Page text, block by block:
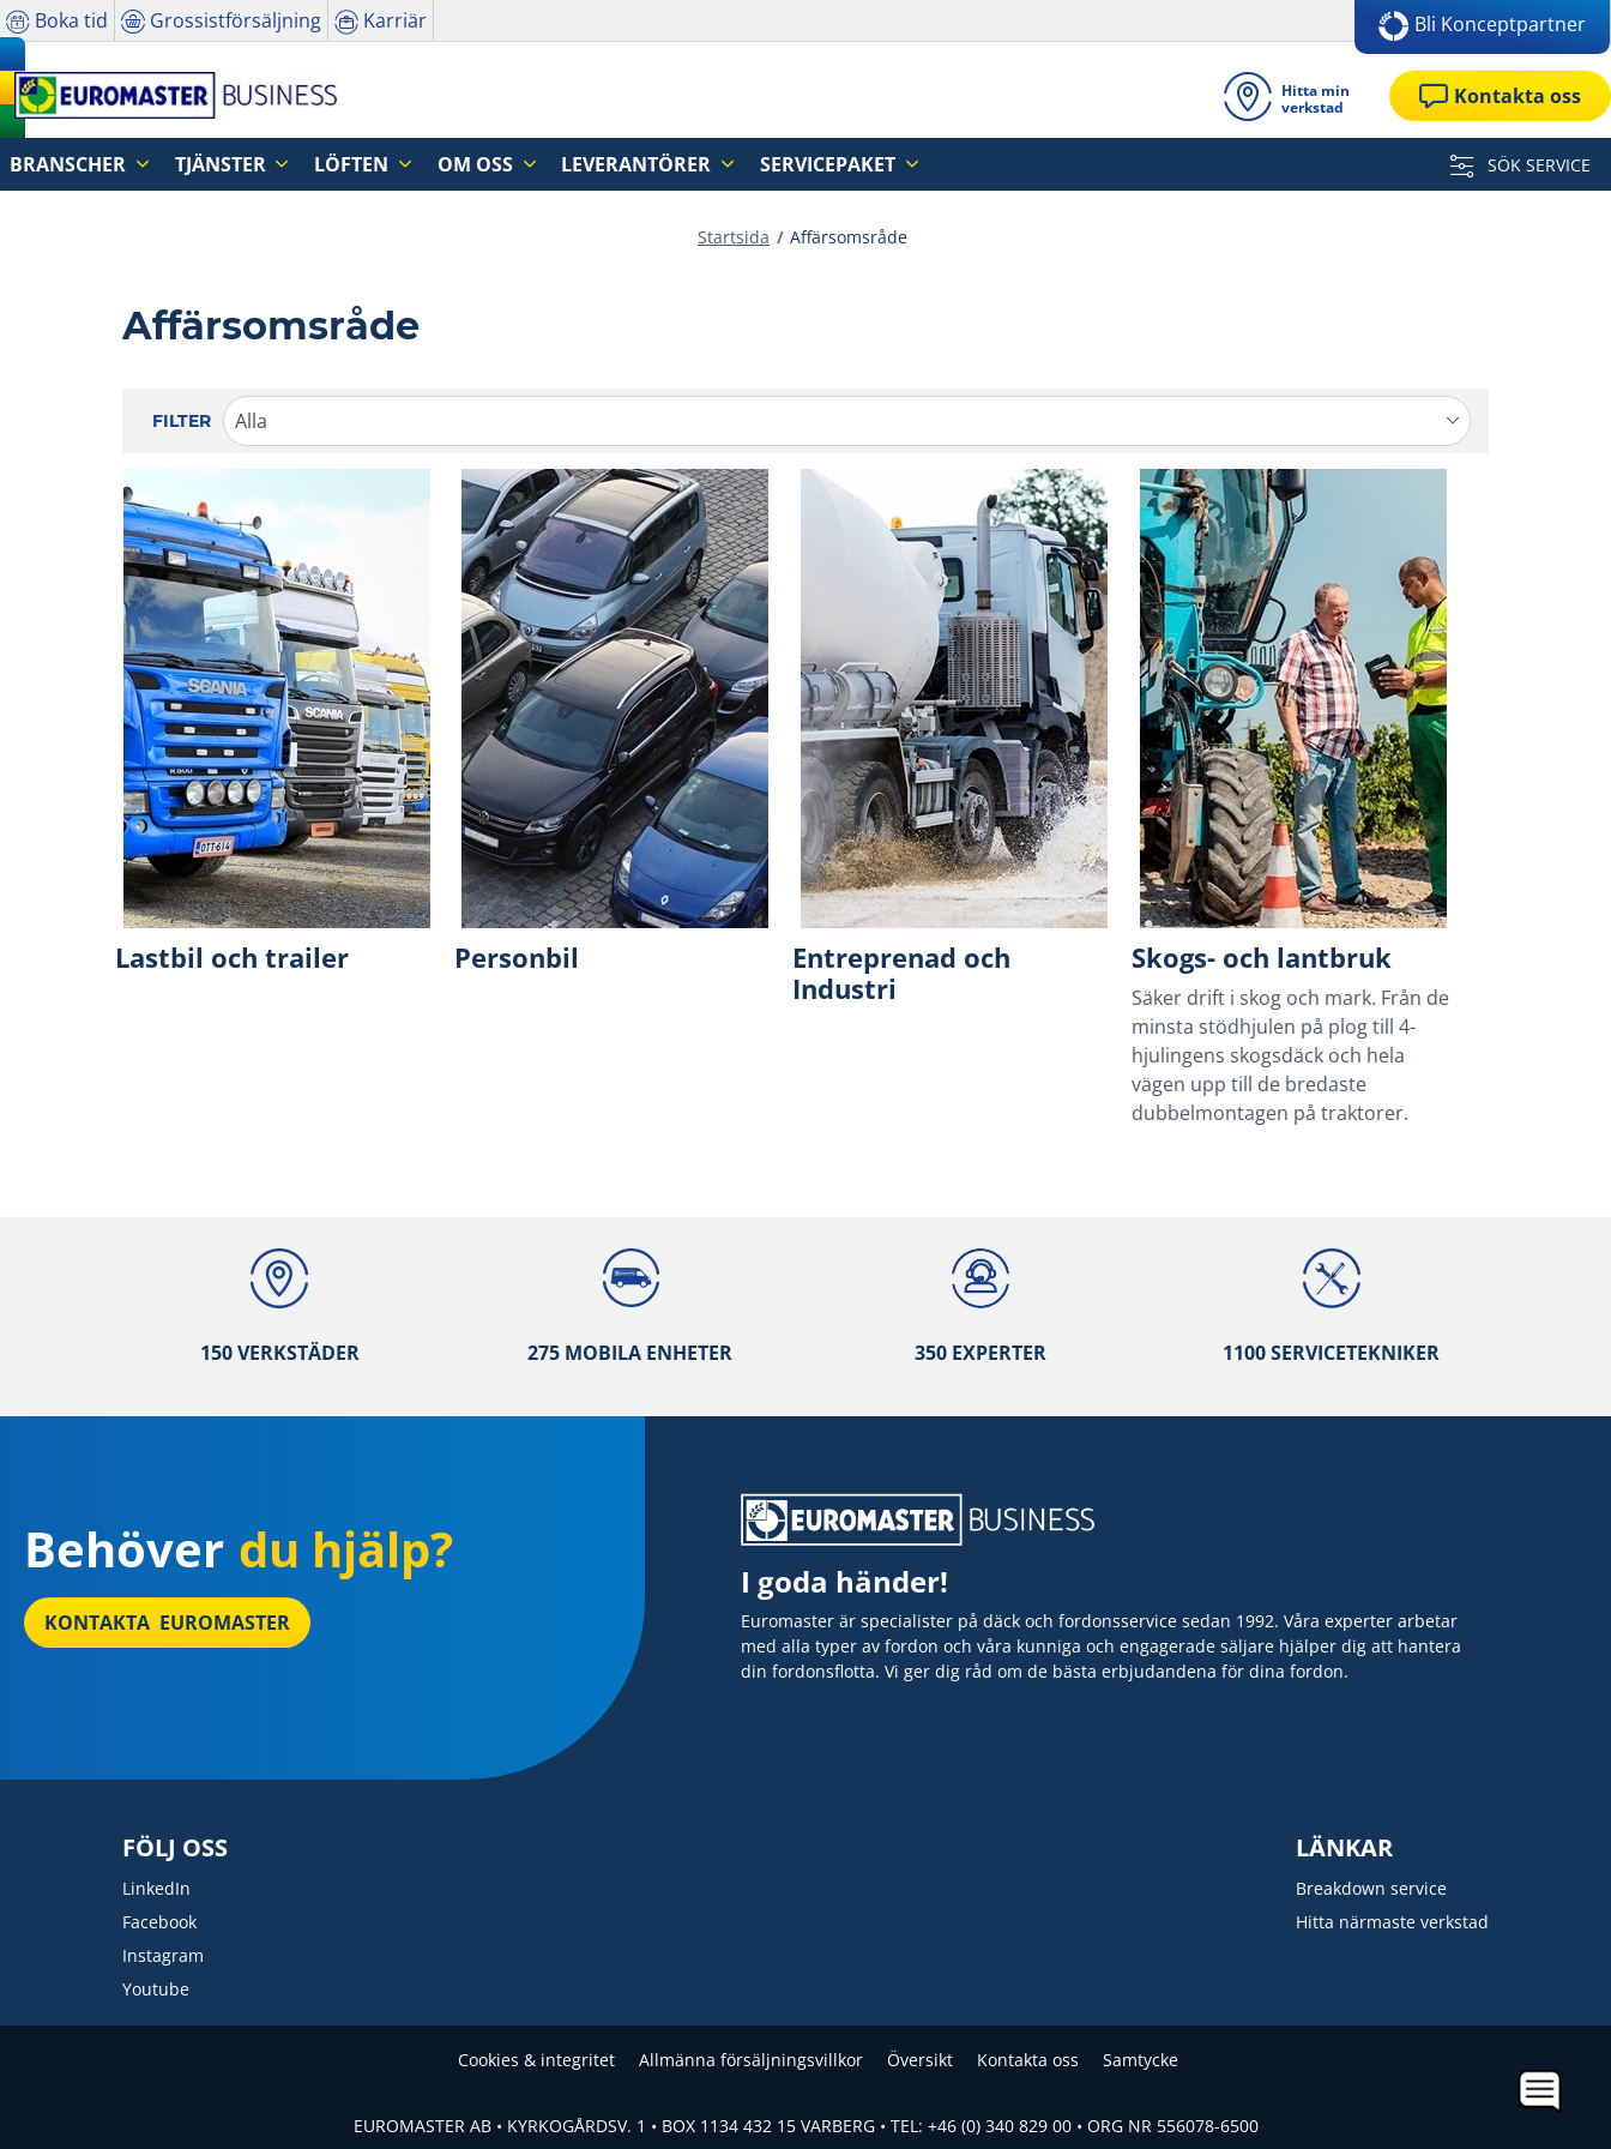
Boka tid Grossistförsäljning Karriär Bli Konceptpartner
Hitta min
verkstad
Kontakta oss
BRANSCHER TJÄNSTER LÖFTEN OM OSS LEVERANTÖRER SERVICEPAKET SÖK SERVICE
Startsida Affärsomsråde
Affärsomsråde
FILTER
Lastbil och trailer Personbil
Entreprenad och
Industri
Skogs- och lantbruk
Säker drift i skog och mark. Från de
minsta stödhjulen på plog till 4-
hjulingens skogsdäck och hela
vägen upp till de bredaste
dubbelmontagen på traktorer.
150 VERKSTÄDER 275 MOBILA ENHETER 350 EXPERTER 1100 SERVICETEKNIKER
Behöver du hjälp?
KONTAKTA EUROMASTER
I goda händer!
Euromaster är specialister på däck och fordonsservice sedan 1992. Våra experter arbetar
med alla typer av fordon och våra kunniga och engagerade säljare hjälper dig att hantera
din fordonsflotta. Vi ger dig råd om de bästa erbjudandena för dina fordon.
FÖLJ OSS
LinkedIn
Facebook
Instagram
Youtube
LÄNKAR
Breakdown service
Hitta närmaste verkstad
Cookies & integritet Allmänna försäljningsvillkor Översikt Kontakta oss Samtycke
EUROMASTER AB • KYRKOGÅRDSV. 1 • BOX 1134 432 15 VARBERG • TEL: +46 (0) 340 829 00 • ORG NR 556078-6500